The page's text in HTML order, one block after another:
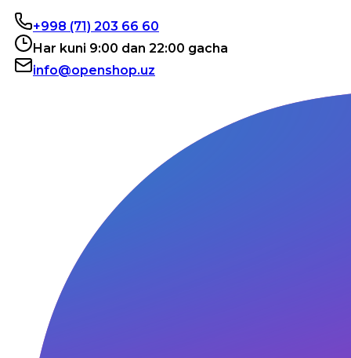
+998 (71) 203 66 60
Har kuni 9:00 dan 22:00 gacha
info@openshop.uz